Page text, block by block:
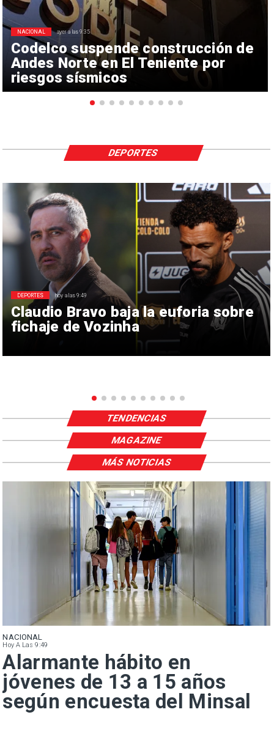
Codelco suspende construcción de
Andes Norte en El Teniente por
riesgos sísmicos
NACIONAL ayer a las 9:35
Claudio Bravo baja la euforia sobre
fichaje de Vozinha
DEPORTES hoy a las 9:49
DEPORTES
TENDENCIAS
MAGAZINE
NACIONAL
Hoy A Las 9:49
Alarmante hábito en
jóvenes de 13 a 15 años
según encuesta del Minsal
MÁS NOTICIAS